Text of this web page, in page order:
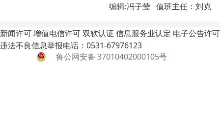
编辑:冯子莹 值班主任：刘克
新闻许可增值电信许可双软认证 信息服务业认定 电子公告许可
违法不良信息举报电话：0531-67976123
鲁公网安备 37010402000105号